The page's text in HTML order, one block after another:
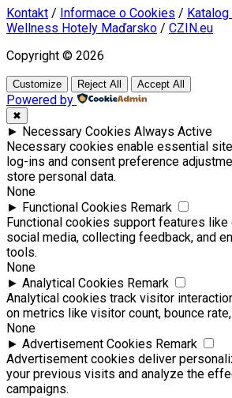
Kontakt / Informace o Cookies /
Wellness Hotely Maďarsko / CZIN.eu
Copyright © 2026
Customize Reject All Accept All
Powered by
✖
► Necessary Cookies Always Active
Necessary cookies enable essential
log-ins and consent preference
store personal data.
None
► Functional Cookies Remark
Functional cookies support features like
social media, collecting feedback, and
tools.
None
► Analytical Cookies Remark
Analytical cookies track visitor
on metrics like visitor count, bounce
None
► Advertisement Cookies Remark
Advertisement cookies deliver
your previous visits and analyze the
campaigns.